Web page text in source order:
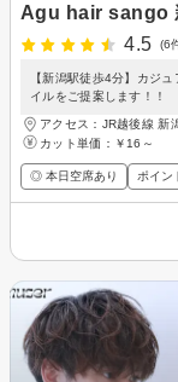
Agu hair sango
4.5
(6
【新潟駅徒歩4分】カジ
イルをご提案します！！
アクセス：JR越後線 新
カット単価： ￥16～
◎ 本日空席あり ポイン